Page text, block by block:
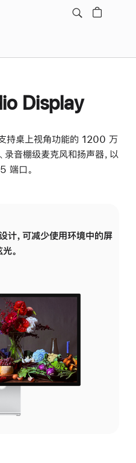
Display
持桌上视角功能的 1200 万
音棚级麦克风和扬声器，以
端口。
计，可减少使用环境中的屏
。